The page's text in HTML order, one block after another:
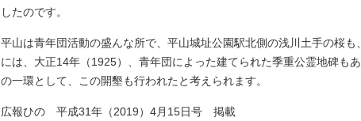
したのです。
平山は青年団活動の盛んな所で、平山城址公園駅北側の浅川土手の桜
には、大正14年（1925）、青年団によった建てられた季重公霊地碑も
の一環として、この開墾も行われたと考えられます。
広報ひの 平成31年（2019）4月15日号 掲載